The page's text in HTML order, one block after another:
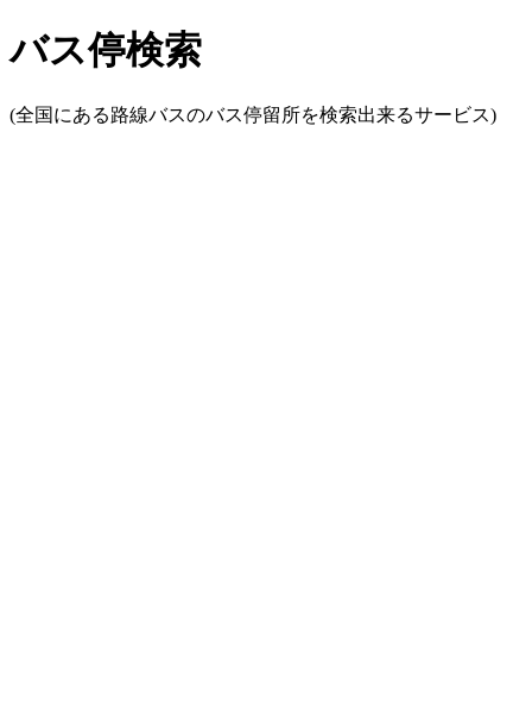
バス停検索
(全国にある路線バスのバス停留所を検索出来るサービス)